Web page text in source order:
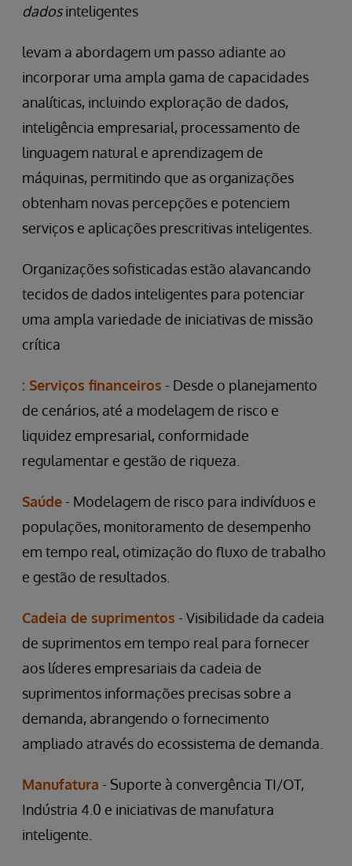
dadosinteligentes
levam a abordagem um passo adiante ao
incorporar uma ampla gama de capacidades
analíticas, incluindo exploração de dados,
inteligência empresarial, processamento de
linguagem natural e aprendizagem de
máquinas, permitindo que as organizações
obtenham novas percepções e potenciem
serviços e aplicações prescritivas inteligentes.
Organizações sofisticadas estão alavancando
tecidos de dados inteligentes para potenciar
uma ampla variedade de iniciativas de missão
crítica
: Serviços financeiros - Desde o planejamento
de cenários, até a modelagem de risco e
liquidez empresarial, conformidade
regulamentar e gestão de riqueza.
Saúde- Modelagem de risco para indivíduos e
populações, monitoramento de desempenho
em tempo real, otimização do fluxo de trabalho
e gestão de resultados.
Cadeia de suprimentos - Visibilidade da cadeia
de suprimentos em tempo real para fornecer
aos líderes empresariais da cadeia de
suprimentos informações precisas sobre a
demanda, abrangendo o fornecimento
ampliado através do ecossistema de demanda.
Manufatura - Suporte à convergência TI/OT,
Indústria 4.0 e iniciativas de manufatura
inteligente.